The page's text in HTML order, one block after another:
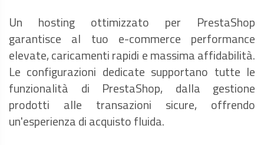
Un hosting ottimizzato per PrestaShop
garantisce al tuo e-commerce performance
elevate, caricamenti rapidi e massima affidabilità.
Le configurazioni dedicate supportano tutte le
funzionalità di PrestaShop, dalla gestione
prodotti alle transazioni sicure, offrendo
un'esperienza di acquisto fluida.